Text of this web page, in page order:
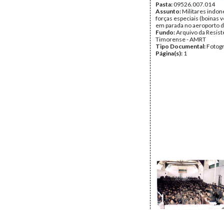
Pasta:09526.007.014
Assunto:Militares
forças especiais (boinas
em parada no aeroporto
Fundo:Arquivo da
Timorense - AMRT
Tipo Documental:
Página(s): 1